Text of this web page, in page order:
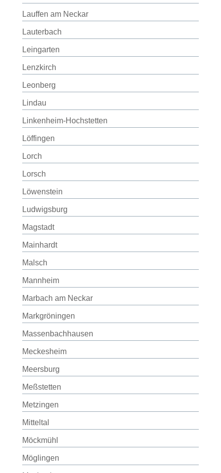
Lauffen am Neckar
Lauterbach
Leingarten
Lenzkirch
Leonberg
Lindau
Linkenheim-Hochstetten
Löffingen
Lorch
Lorsch
Löwenstein
Ludwigsburg
Magstadt
Mainhardt
Malsch
Mannheim
Marbach am Neckar
Markgröningen
Massenbachhausen
Meckesheim
Meersburg
Meßstetten
Metzingen
Mitteltal
Möckmühl
Möglingen